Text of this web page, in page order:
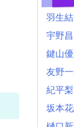
羽生
宇野
鍵山
友野
紀平
坂本